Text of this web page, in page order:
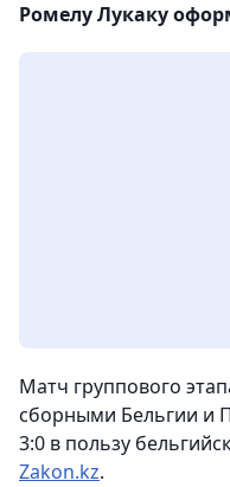
Ромелу Лукаку
Матч группового
сборными Бельгии и
3:0 в пользу
Zakon.kz.